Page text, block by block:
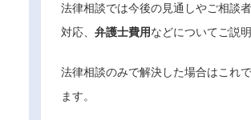
法律相談では今後の見通しやご相談
対応、 弁護士費用などについてご説明
法律相談のみで解決した場合はこれ
ます。